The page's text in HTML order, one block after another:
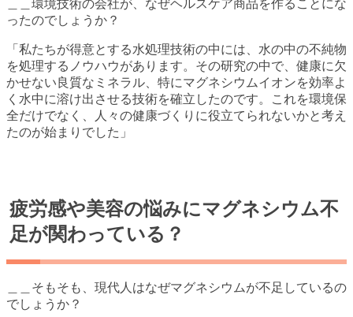
＿＿環境技術の会社が、なぜヘルスケア商品を作ることにな
ったのでしょうか？
「私たちが得意とする水処理技術の中には、水の中の不純物
を処理するノウハウがあります。その研究の中で、健康に欠
かせない良質なミネラル、特にマグネシウムイオンを効率よ
く水中に溶け出させる技術を確立したのです。これを環境保
全だけでなく、人々の健康づくりに役立てられないかと考え
たのが始まりでした」
疲労感や美容の悩みにマグネシウム不
足が関わっている？
＿＿そもそも、現代人はなぜマグネシウムが不足しているの
でしょうか？